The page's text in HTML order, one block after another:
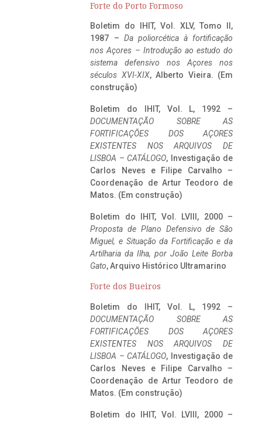
Forte do Porto Formoso
Boletim do IHIT, Vol. XLV, Tomo II,
1987 – Da poliorcética à fortificação
nos Açores – Introdução ao estudo do
sistema defensivo nos Açores nos
séculos XVI-XIX, Alberto Vieira. (Em
construção)
Boletim do IHIT, Vol. L, 1992 –
DOCUMENTAÇÃO SOBRE AS
FORTIFICAÇÕES DOS AÇORES
EXISTENTES NOS ARQUIVOS DE
LISBOA – CATÁLOGO, Investigação de
Carlos Neves e Filipe Carvalho –
Coordenação de Artur Teodoro de
Matos. (Em construção)
Boletim do IHIT, Vol. LVIII, 2000 –
Proposta de Plano Defensivo de São
Miguel, e Situação da Fortificação e da
Artilharia da Ilha, por João Leite Borba
Gato, Arquivo Histórico Ultramarino
Forte dos Bueiros
Boletim do IHIT, Vol. L, 1992 –
DOCUMENTAÇÃO SOBRE AS
FORTIFICAÇÕES DOS AÇORES
EXISTENTES NOS ARQUIVOS DE
LISBOA – CATÁLOGO, Investigação de
Carlos Neves e Filipe Carvalho –
Coordenação de Artur Teodoro de
Matos. (Em construção)
Boletim do IHIT, Vol. LVIII, 2000 –